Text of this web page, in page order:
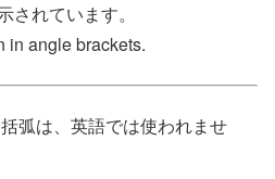
れています。
in angle brackets.
弧は、英語では使われませ